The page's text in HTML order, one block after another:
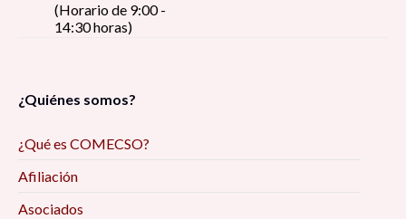
(Horario de 9:00 -
14:30 horas)
¿Quiénes somos?
¿Qué es COMECSO?
Afiliación
Asociados